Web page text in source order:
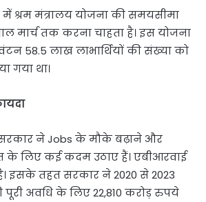
श्रम मंत्रालय योजना की समयसीमा
मार्च तक करना चाहता है। इस योजना
58.5 लाख लाभार्थियों की संख्या को
गया था।
सरकार ने Jobs के मौके बढ़ाने और
के लिए कई कदम उठाए हैं। एबीआरवाई
इसके तहत सरकार ने 2020 से 2023
अवधि के लिए 22,810 करोड़ रुपये